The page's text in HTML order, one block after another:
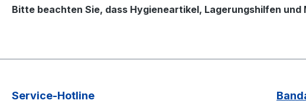
Bitte beachten Sie, dass Hygieneartikel, Lagerungshilfen
Service-Hotline